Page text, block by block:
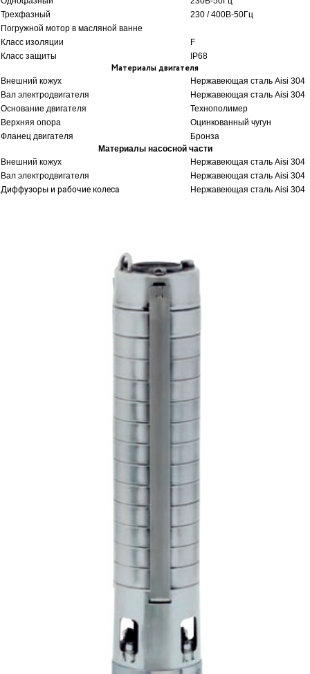
Трехфазный
230 / 400В-50Гц
Погружной мотор в масляной ванне
Класс изоляции
F
Класс защиты
IP68
Материалы двигателя
Внешний кожух
Нержавеющая сталь Aisi 304
Вал электродвигателя
Нержавеющая сталь Aisi 304
Основание двигателя
Технополимер
Верхняя опора
Оцинкованный чугун
Фланец двигателя
Бронза
Материалы насосной части
Внешний кожух
Нержавеющая сталь Aisi 304
Вал электродвигателя
Нержавеющая сталь Aisi 304
Диффузоры и рабочие колеса
Нержавеющая сталь Aisi 304